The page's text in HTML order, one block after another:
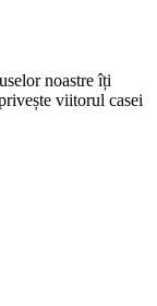
noastre îți
viitorul casei